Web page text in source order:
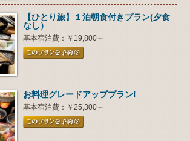
【ひとり旅】１泊朝食付きプラン(夕食
なし）
基本宿泊費：￥19,800～
お料理グレードアッププラン!
基本宿泊費：￥25,300～